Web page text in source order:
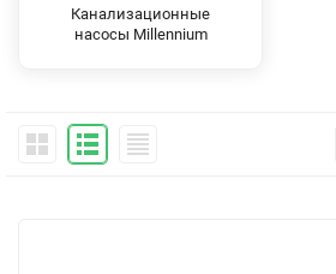
Канализационные
насосы Millennium